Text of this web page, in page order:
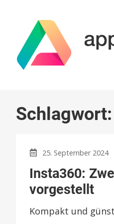
Schlagwort:
25. September 2024
Insta360:
vorgestellt
Kompakt und